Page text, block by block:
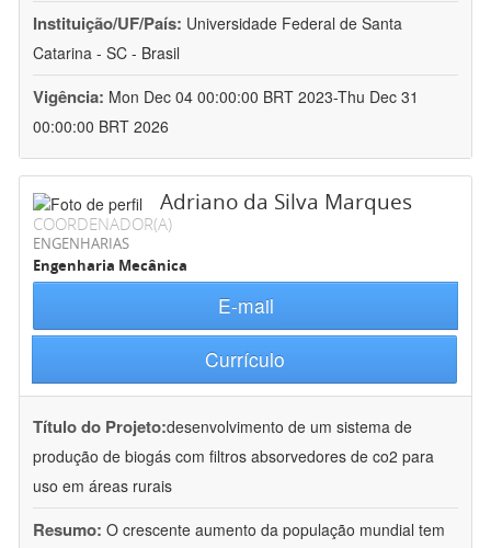
Instituição/UF/País: Universidade Federal de Santa
Catarina - SC - Brasil
Vigência: Mon Dec 04 00:00:00 BRT 2023-Thu Dec 31
00:00:00 BRT 2026
Adriano da Silva Marques
COORDENADOR(A)
ENGENHARIAS
Engenharia Mecânica
E-mail
Currículo
Título do Projeto:desenvolvimento de um sistema de
produção de biogás com filtros absorvedores de co2 para
uso em áreas rurais
Resumo: O crescente aumento da população mundial tem